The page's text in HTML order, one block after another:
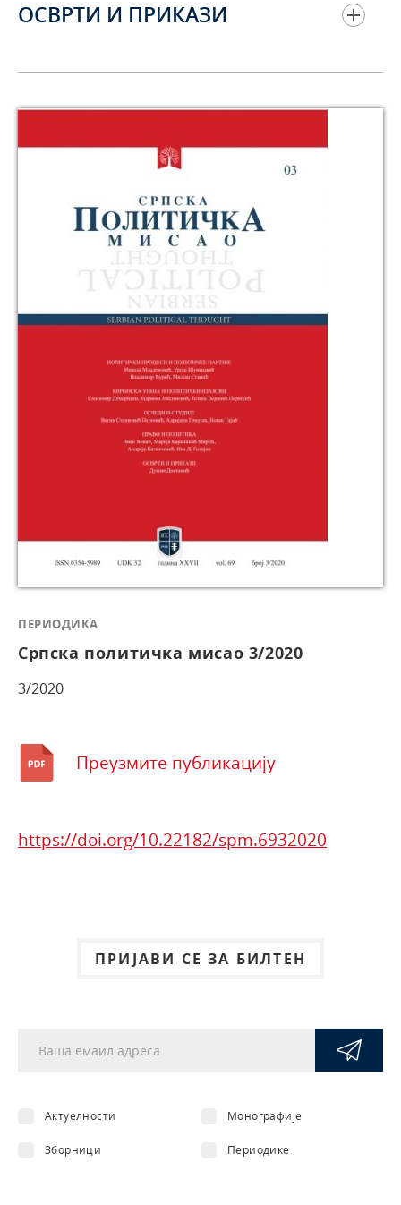
ОСВРТИ И ПРИКАЗИ
ПЕРИОДИКА
Српска политичка мисао 3/2020
3/2020
Преузмите публикацију
https://doi.org/10.22182/spm.6932020
ПРИЈАВИ СЕ ЗА БИЛТЕН
Актуелности Монографије
Зборници Периодике